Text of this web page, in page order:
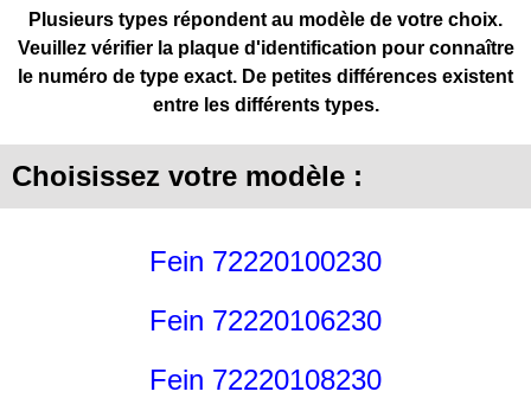
Plusieurs types répondent au modèle de votre choix.
Veuillez vérifier la plaque d'identification pour connaître
le numéro de type exact. De petites différences existent
entre les différents types.
Choisissez votre modèle :
Fein 72220100230
Fein 72220106230
Fein 72220108230